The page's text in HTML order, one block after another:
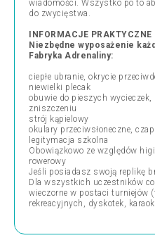
wiadomości. Wszystko po to
do zwycięstwa.
INFORMACJE PRAKTYCZNE
Niezbędne wyposażenie
Fabryka Adrenaliny:
ciepłe ubranie, okrycie
niewielki plecak
obuwie do pieszych wycieczek,
zniszczeniu
strój kąpielowy
okulary przeciwsłoneczne,
legitymacja szkolna
Obowiązkowo ze względów
rowerowy
Jeśli posiadasz swoją replikę
Dla wszystkich uczestników
wieczorne w postaci turniejów
rekreacyjnych, dyskotek,